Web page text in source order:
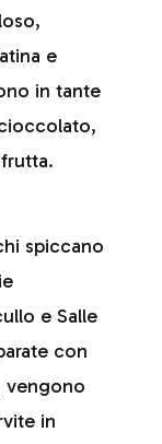
e
in tante
spiccano
e Salle
con
vengono
in